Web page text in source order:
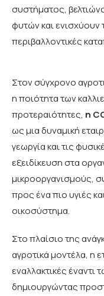
συστήματος,
φυτών και ενισχύουν
περιβαλλοντικές
Στον σύγχρονο
η ποιότητα των
προτεραιότητες, η
ως μια δυναμική
γεωργία και τις
εξειδίκευση στα
μικροοργανισμούς,
προς ένα πιο υγιές
οικοσύστημα.
Στο πλαίσιο της
αγροτικά μοντέλα, η
εναλλακτικές
δημιουργώντας